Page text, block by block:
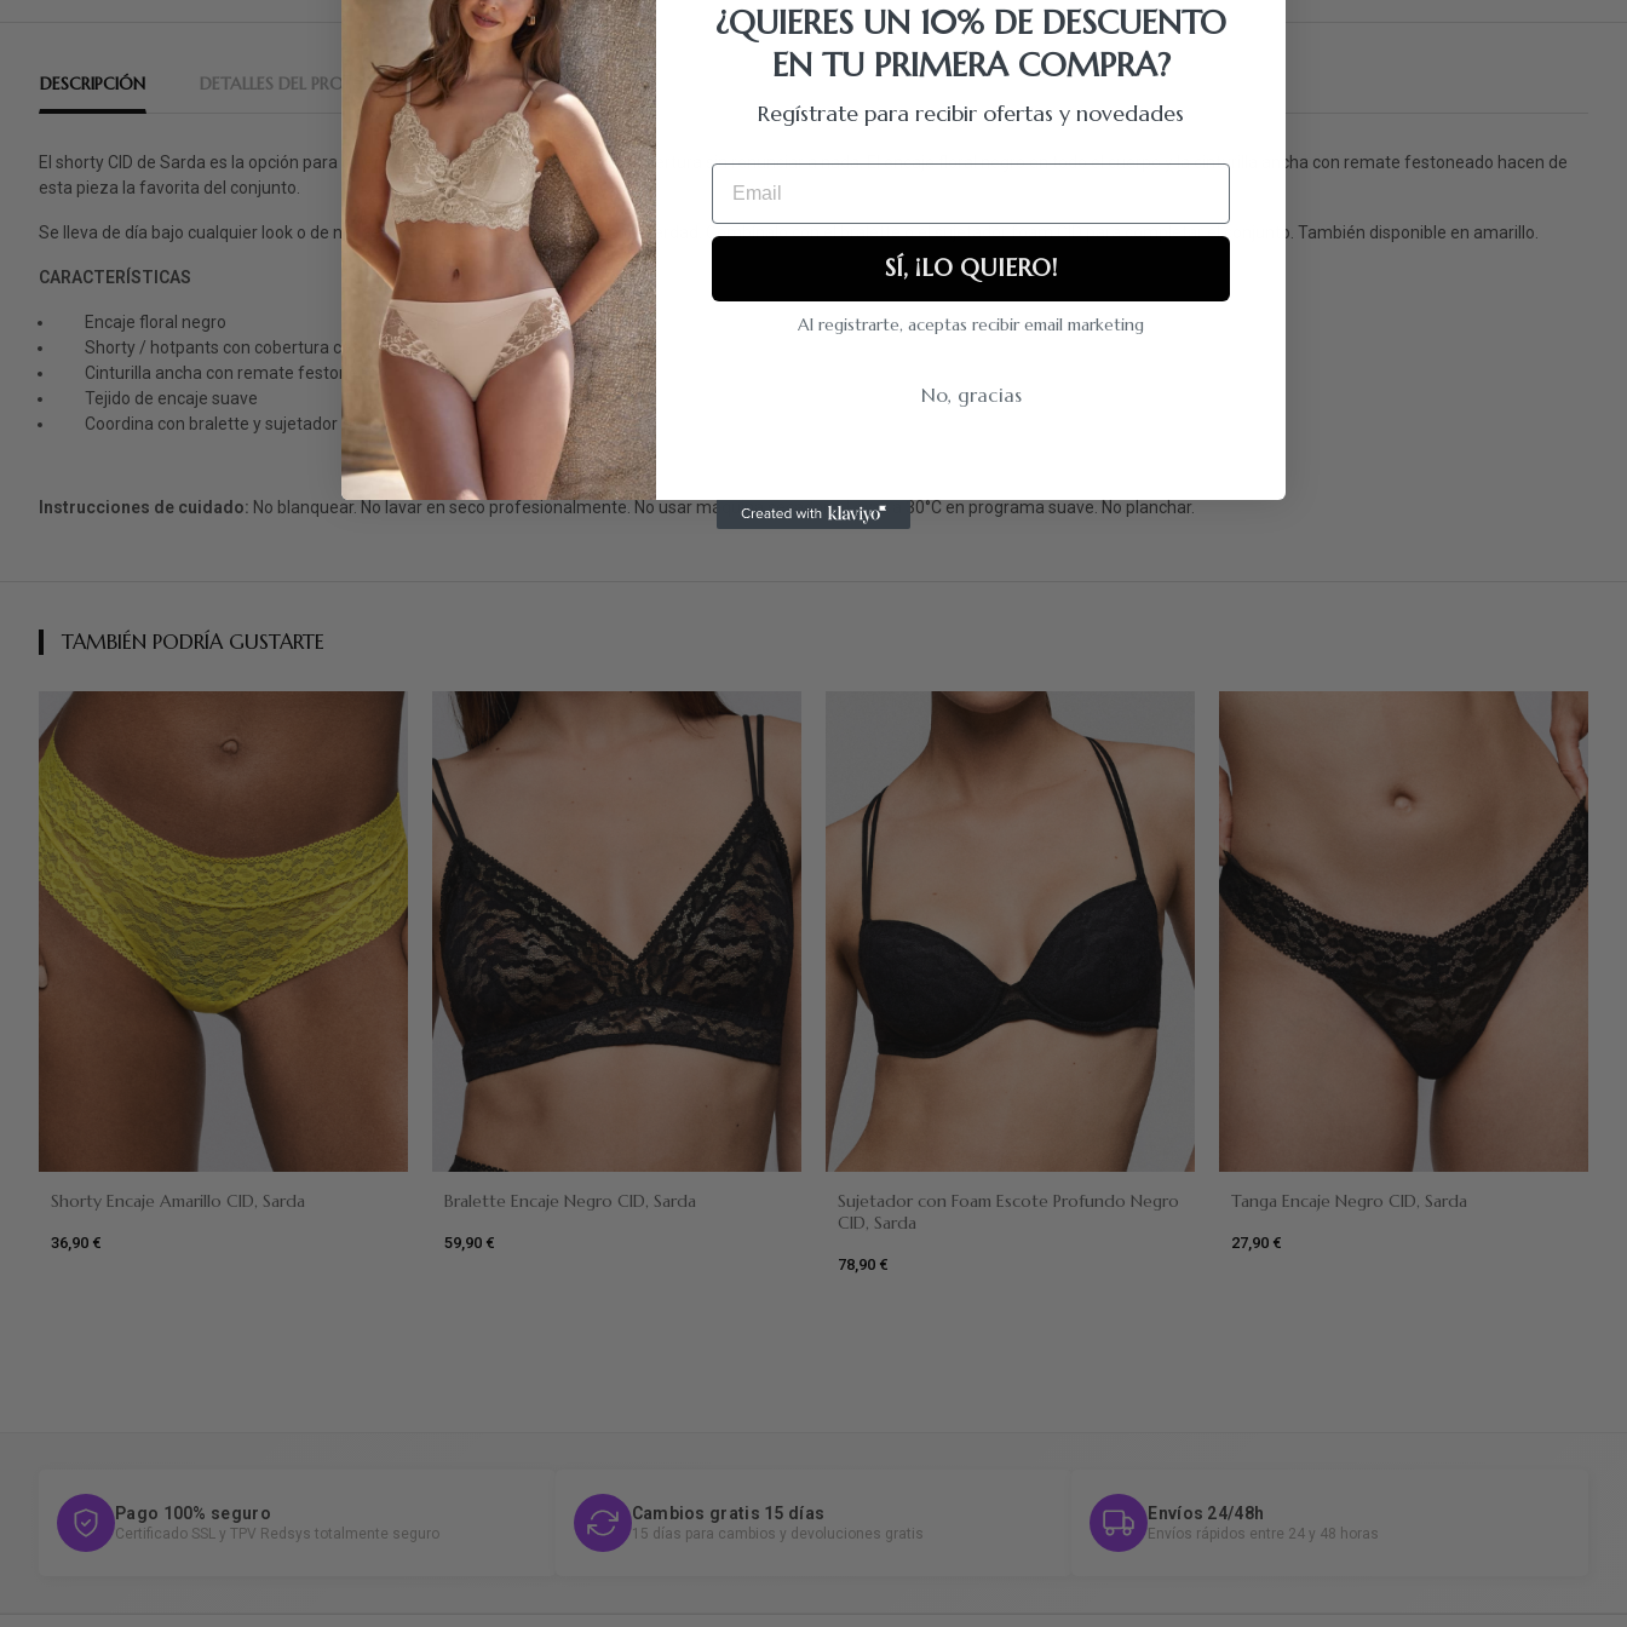
DESCRIPCIÓN DETALLES DEL PRODUCTO RESEÑAS
El shorty CID de Sarda es la opción para quienes quieren encaje, comodidad y cobertura sin renunciar a nada. El encaje floral negro en todo el cuerpo y la cinturilla ancha con remate festoneado hacen de
esta pieza la favorita del conjunto.
Se lleva de día bajo cualquier look o de noche como lo que es: lencería bonita de verdad. Combínalo con el bralette o el sujetador foam CID para completar el conjunto. También disponible en amarillo.
CARACTERÍSTICAS
Encaje floral negro
Shorty / hotpants con cobertura completa
Cinturilla ancha con remate festoneado
Tejido de encaje suave
Coordina con bralette y sujetador foam CID
Instrucciones de cuidado: No blanquear. No lavar en seco profesionalmente. No usar máquina secadora. Lavar a 30°C en programa suave. No planchar.
TAMBIÉN PODRÍA GUSTARTE
Negro
Shorty Encaje Amarillo CID, Sarda
36,90 € Negro
Bralette Encaje Negro CID, Sarda
59,90 €
NegroAmarillo
Sujetador con Foam Escote Profundo Negro
CID, Sarda
78,90 €
Negro
Tanga Encaje Negro CID, Sarda
27,90 €
Pago 100% seguro
Certificado SSL y TPV Redsys totalmente seguro
Cambios gratis 15 días
15 días para cambios y devoluciones gratis
Envíos 24/48h
Envíos rápidos entre 24 y 48 horas
¿QUIERES UN 10% DE DESCUENTO
EN TU PRIMERA COMPRA?
Regístrate para recibir ofertas y novedades
Email
SÍ, ¡LO QUIERO!
Al registrarte, aceptas recibir email marketing
No, gracias